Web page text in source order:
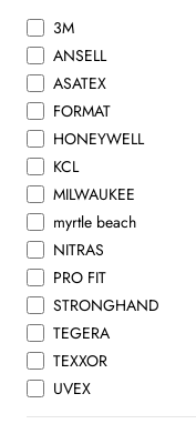
3M
ANSELL
ASATEX
FORMAT
HONEYWELL
KCL
MILWAUKEE
myrtle beach
NITRAS
PRO FIT
STRONGHAND
TEGERA
TEXXOR
UVEX